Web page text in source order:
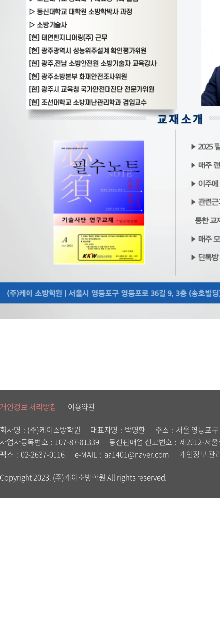
개인정보 처리방침 이용약관
회사명 (주)케이소방학원 대표자명 박명환 주소
서울 영등포
사업자등록번호
107-87-81339 통신판매업 신고번호
제2012-서
팩스
02-2637-0116 e-MAIL aa1401@naver.com 개인정보 관
Copyright 2023. (주)케이소방학원 All rights reserved.